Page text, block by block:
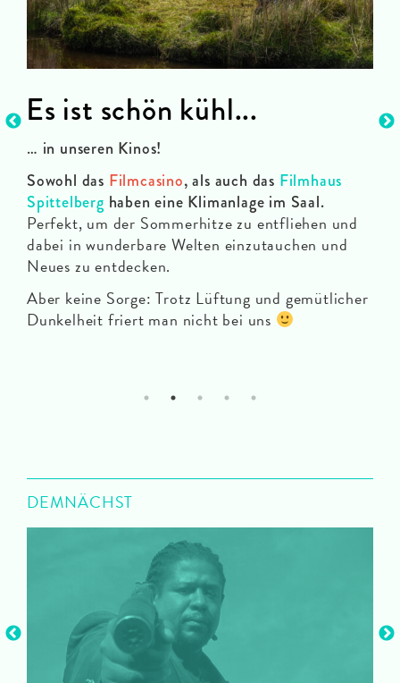
Es ist schön kühl...
… in unseren Kinos!
Sowohl das Filmcasino, als auch das Filmhaus
Spittelberg haben eine Klimanlage im Saal.
Perfekt, um der Sommerhitze zu entfliehen und
dabei in wunderbare Welten einzutauchen und
Neues zu entdecken.
Aber keine Sorge: Trotz Lüftung und gemütlicher
Dunkelheit friert man nicht bei uns
1 2 3 4 5
DEMNÄCHST